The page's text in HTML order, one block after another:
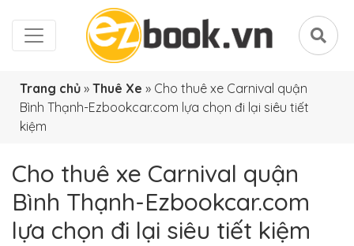
Trang chủ » Thuê Xe » Cho thuê xe Carnival quận
Bình Thạnh-Ezbookcar.com lựa chọn đi lại siêu tiết
kiệm
Cho thuê xe Carnival quận
Bình Thạnh-Ezbookcar.com
lựa chọn đi lại siêu tiết kiệm